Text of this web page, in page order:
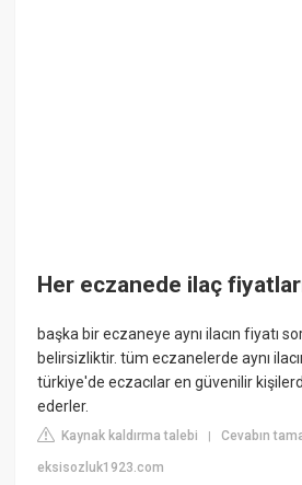
Her eczanede ilaç fiyatları
başka bir eczaneye aynı ilacın fiyatı
belirsizliktir. tüm eczanelerde aynı
türkiye'de eczacılar en güvenilir
ederler.
Kaynak kaldırma talebi |Cevabın
eksisozluk1923.com